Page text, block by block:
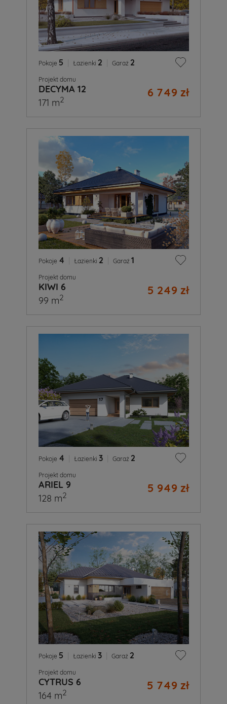
Pokoje 5 Łazienki 2 Garaż 2
Projekt domu
DECYMA 12 6 749 zł
171 m2
Pokoje 4 Łazienki 2 Garaż 1
Projekt domu
KIWI 6 5 249 zł
99 m2
Pokoje 4 Łazienki 3 Garaż 2
Projekt domu
ARIEL 9 5 949 zł
128 m2
Pokoje 5 Łazienki 3 Garaż 2
Projekt domu
CYTRUS 6 5 749 zł
164 m2